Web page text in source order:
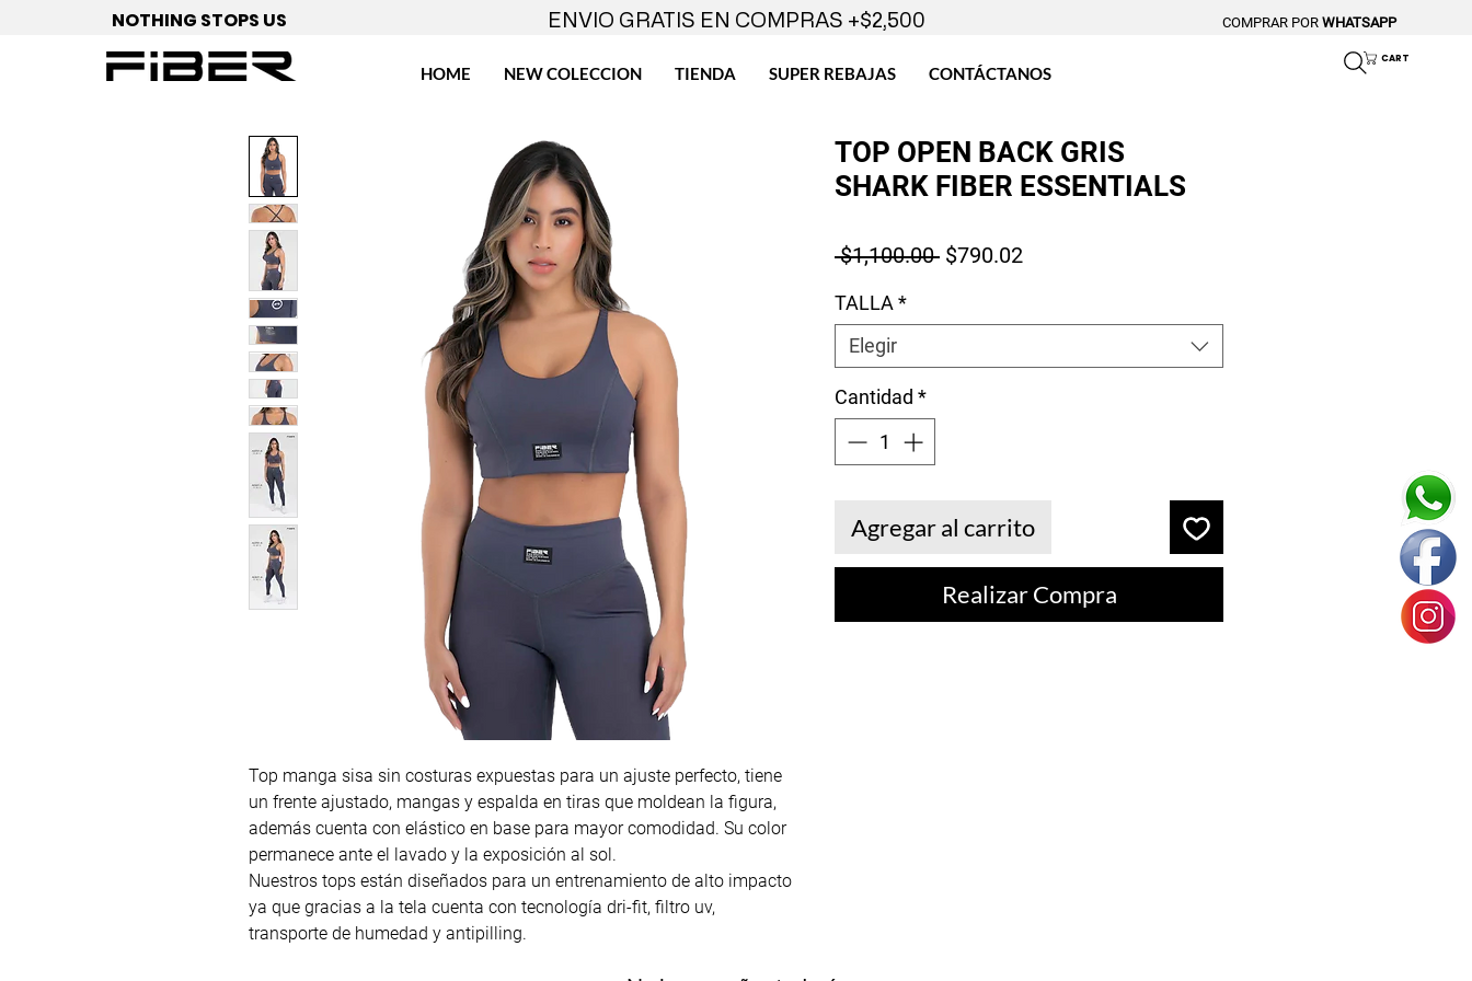
NOTHING STOPS US
HOME NEW COLECCION TIENDA SUPER REBAJAS CONTÁCTANOS
ENVIO GRATIS EN COMPRAS +$2,500
CART
COMPRAR POR WHATSAPP
Top manga sisa sin costuras expuestas para un ajuste perfecto, tiene
un frente ajustado, mangas y espalda en tiras que moldean la figura,
además cuenta con elástico en base para mayor comodidad. Su color
permanece ante el lavado y la exposición al sol.
Nuestros tops están diseñados para un entrenamiento de alto impacto
ya que gracias a la tela cuenta con tecnología dri-fit, filtro uv,
transporte de humedad y antipilling.
TOP OPEN BACK GRIS
SHARK FIBER ESSENTIALS
$1,100.00 Precio
$790.02Precio de oferta
TALLA *
Elegir
Cantidad *
Agregar al carrito
Realizar Compra